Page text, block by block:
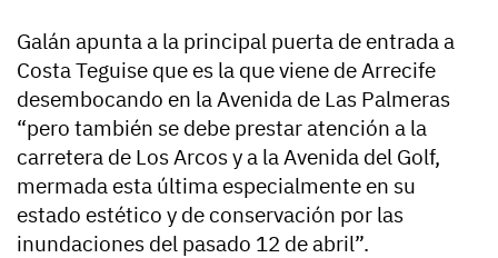
Galán apunta a la principal puerta de entrada a
Costa Teguise que es la que viene de Arrecife
desembocando en la Avenida de Las Palmeras
“pero también se debe prestar atención a la
carretera de Los Arcos y a la Avenida del Golf,
mermada esta última especialmente en su
estado estético y de conservación por las
inundaciones del pasado 12 de abril”.